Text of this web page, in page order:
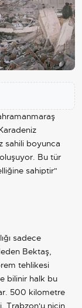
sahili boyunca
Bu tür
sahiptir"
sadece
Bektaş,
tehlikesi
bilinir halk bu
500 kilometre